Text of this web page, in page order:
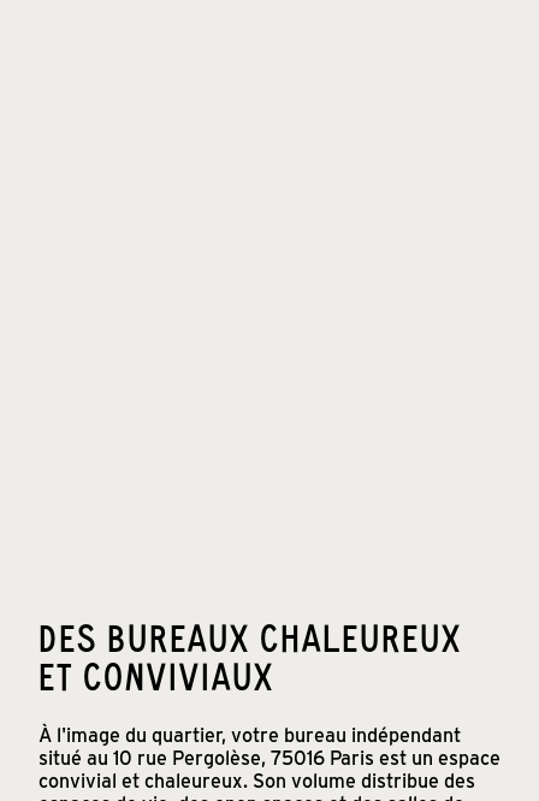
DES BUREAUX CHALEUREUX
ET CONVIVIAUX
À l'image du quartier, votre bureau indépendant
situé au 10 rue Pergolèse, 75016 Paris est un espace
convivial et chaleureux. Son volume distribue des